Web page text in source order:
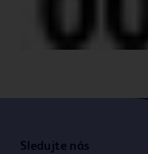
Sledujte nás